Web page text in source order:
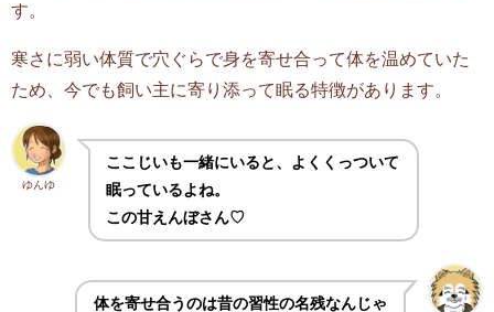
す。
寒さに弱い体質で穴ぐらで身を寄せ合って体を温めていた
ため、今でも飼い主に寄り添って眠る特徴があります。
ゆんゆ
ここじいも一緒にいると、よくくっついて
眠っているよね。
この甘えんぼさん♡
体を寄せ合うのは昔の習性の名残なんじゃ